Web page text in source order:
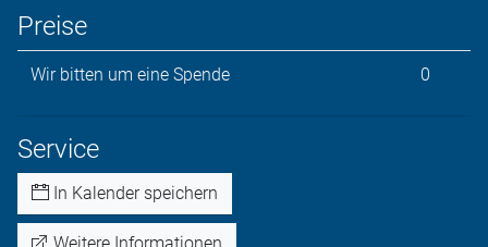
Preise
Wir bitten um eine Spende 0
Service
In Kalender speichern